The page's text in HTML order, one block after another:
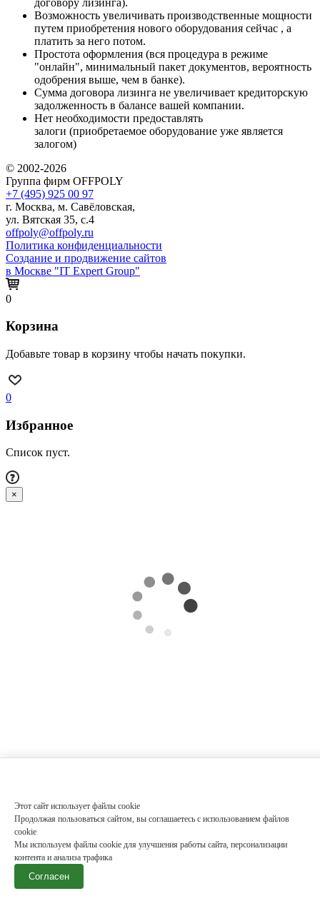
Возможность увеличивать производственные мощности
путем приобретения нового оборудования сейчас , а
платить за него потом.
Простота оформления (вся процедура в режиме
"онлайн", минимальный пакет документов, вероятность
одобрения выше, чем в банке).
Сумма договора лизинга не увеличивает кредиторскую
задолженность в балансе вашей компании.
Нет необходимости предоставлять
залоги (приобретаемое оборудование уже является
залогом)
© 2002-2026
Группа фирм OFFPOLY
+7 (495) 925 00 97
г. Москва, м. Савёловская,
ул. Вятская 35, с.4
offpoly@offpoly.ru
Политика конфиденциальности
Создание и продвижение сайтов
в Москве "IT Expert Group"
Этот сайт использует файлы cookie
Продолжая пользоваться сайтом, вы соглашаетесь с использованием файлов
cookie
Мы используем файлы cookie для улучшения работы сайта, персонализации
контента и анализа трафика
Согласен
0
Корзина
Добавьте товар в корзину чтобы начать покупки.
0
Избранное
Список пуст.
×